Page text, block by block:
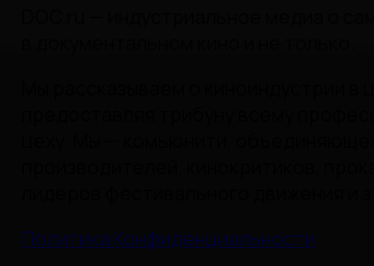
Политика Конфиденциальности